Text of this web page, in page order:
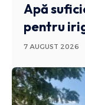
Apă
pentru
7 AUGUST 2026